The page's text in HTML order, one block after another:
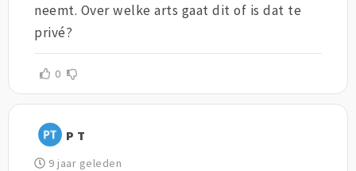
neemt. Over welke arts gaat dit of is dat te
privé?
0
P T
9 jaar geleden